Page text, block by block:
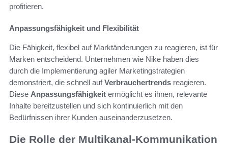
profitieren.
Anpassungsfähigkeit und Flexibilität
Die Fähigkeit, flexibel auf Marktänderungen zu reagieren, ist für
Marken entscheidend. Unternehmen wie Nike haben dies
durch die Implementierung agiler Marketingstrategien
demonstriert, die schnell aufVerbrauchertrends reagieren.
Diese Anpassungsfähigkeit ermöglicht es ihnen, relevante
Inhalte bereitzustellen und sich kontinuierlich mit den
Bedürfnissen ihrer Kunden auseinanderzusetzen.
Die Rolle der Multikanal-Kommunikation